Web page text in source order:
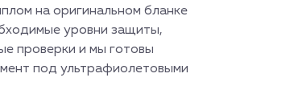
на оригинальном бланке
уровни защиты,
проверки и мы готовы
под ультрафиолетовыми